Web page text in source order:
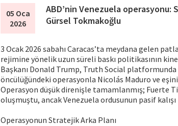
05 Oca
2026
ABD’nin Venezuela
Gürsel Tokmakoğlu
3 Ocak 2026 sabahı Caracas’ta meydana gelen
rejimine yönelik uzun süreli baskı politikasının
Başkanı Donald Trump, Truth Social platformunda
öncülüğündeki operasyonla Nicolás Maduro ve
Operasyon düşük direnişle tamamlanmış; Fuerte
oluşmuştu, ancak Venezuela ordusunun pasif kalışı
Operasyonun Stratejik Arka Planı